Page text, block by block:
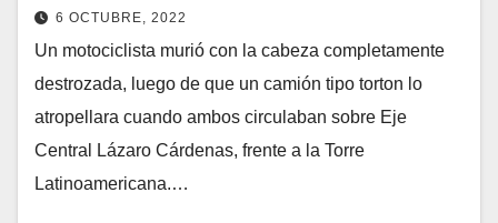
6 OCTUBRE, 2022
Un motociclista murió con la cabeza completamente
destrozada, luego de que un camión tipo torton lo
atropellara cuando ambos circulaban sobre Eje
Central Lázaro Cárdenas, frente a la Torre
Latinoamericana.…